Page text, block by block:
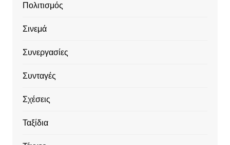
Πολιτισμός
Σινεμά
Συνεργασίες
Συνταγές
Σχέσεις
Ταξίδια